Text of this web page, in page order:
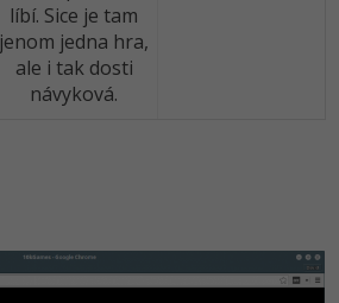
líbí. Sice je tam
jenom jedna hra,
ale i tak dosti
návyková.